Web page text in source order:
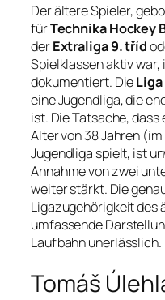
Der ältere Spieler,
fürTechnika Hockey
derExtraliga 9. tříd
Spielklassen aktiv
dokumentiert. DieLiga
eine Jugendliga, die
ist. Die Tatsache, dass
Alter von 38 Jahren
Jugendliga spielt, ist
Annahme von zwei
weiter stärkt. Die
Ligazugehörigkeit des
umfassende
Laufbahn unerlässlich.
Tomáš